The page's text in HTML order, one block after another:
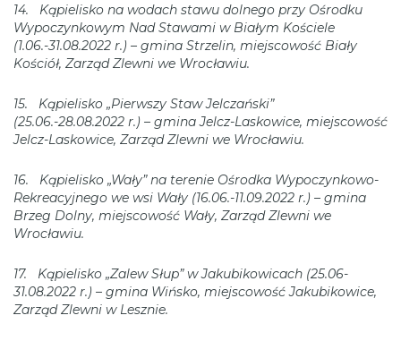
14. Kąpielisko na wodach stawu dolnego przy Ośrodku
Wypoczynkowym Nad Stawami w Białym Kościele
(1.06.-31.08.2022 r.) – gmina Strzelin, miejscowość Biały
Kościół, Zarząd Zlewni we Wrocławiu.
15. Kąpielisko „Pierwszy Staw Jelczański”
(25.06.-28.08.2022 r.) – gmina Jelcz-Laskowice, miejscowość
Jelcz-Laskowice, Zarząd Zlewni we Wrocławiu.
16. Kąpielisko „Wały” na terenie Ośrodka Wypoczynkowo-
Rekreacyjnego we wsi Wały (16.06.-11.09.2022 r.) – gmina
Brzeg Dolny, miejscowość Wały, Zarząd Zlewni we
Wrocławiu.
17. Kąpielisko „Zalew Słup” w Jakubikowicach (25.06-
31.08.2022 r.) – gmina Wińsko, miejscowość Jakubikowice,
Zarząd Zlewni w Lesznie.